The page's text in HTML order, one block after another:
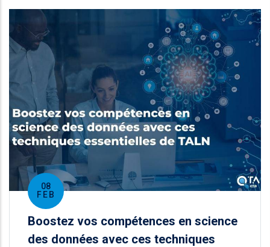
08
FEB
Boostez vos compétences en science
des données avec ces techniques